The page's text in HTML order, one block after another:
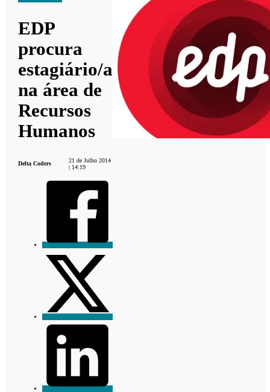
EDP
procura
estagiário/a
na área de
Recursos
Humanos
Delta Coders
21 de Julho 2014
| 14:19